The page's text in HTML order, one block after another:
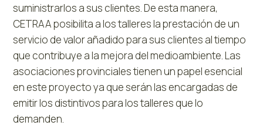
suministrarlos a sus clientes. De esta manera,
CETRAA posibilita a los talleres la prestación de un
servicio de valor añadido para sus clientes al tiempo
que contribuye a la mejora del medioambiente. Las
asociaciones provinciales tienen un papel esencial
en este proyecto ya que serán las encargadas de
emitir los distintivos para los talleres que lo
demanden.